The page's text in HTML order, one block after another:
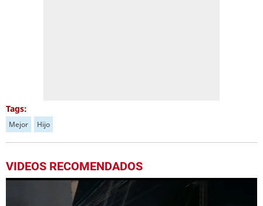
Tags:
Mejor Hijo
VIDEOS RECOMENDADOS